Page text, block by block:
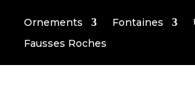
Ornements Fontaines
Fausses Roches